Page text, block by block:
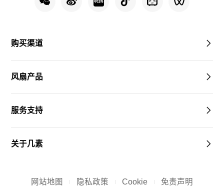
购买渠道
风扇产品
服务支持
关于几素
网站地图 隐私政策 Cookie 免责声明